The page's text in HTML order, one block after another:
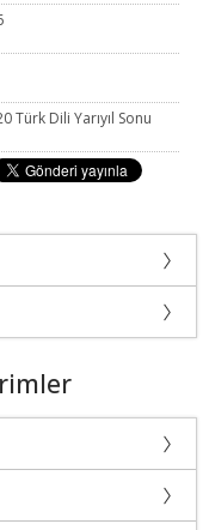
Türk Dili Yarıyıl Sonu